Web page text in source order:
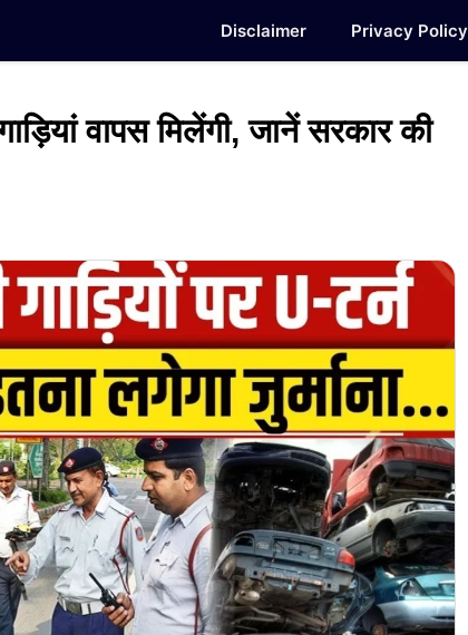
Disclaimer Privacy Policy
वापस मिलेंगी, जानें सरकार की